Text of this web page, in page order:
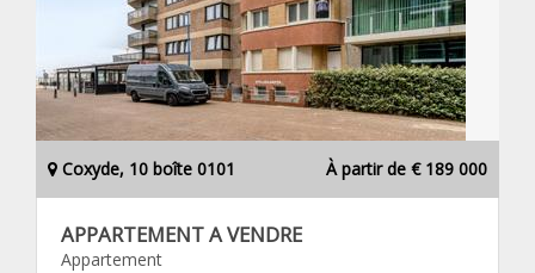
Coxyde, 10 boîte 0101 À partir de € 189 000
APPARTEMENT A VENDRE
Appartement